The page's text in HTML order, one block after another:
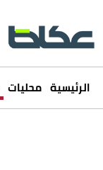
الرئيسية محليات